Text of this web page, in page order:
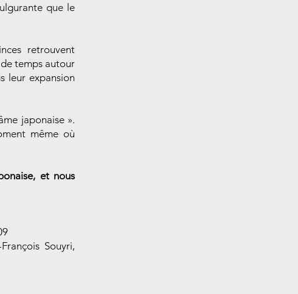
que le
retrouvent
temps autour
leur expansion
japonaise ».
même où
et nous
Souyri,